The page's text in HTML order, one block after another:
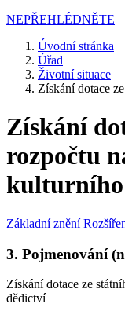
NEPŘEHLÉDNĚTE
Úvodní stránka
Úřad
Životní situace
Získání dotace
Získání
rozpočtu
Základní znění
3. Pojmenování
Získání dotace ze
dědictví